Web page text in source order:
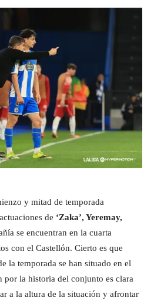
y mitad de temporada
de ‘Zaka’, Yeremay,
se encuentran en la cuarta
con el Castellón. Cierto es que
la temporada se han situado en el
por la historia del conjunto es clara
a la altura de la situación y afrontar